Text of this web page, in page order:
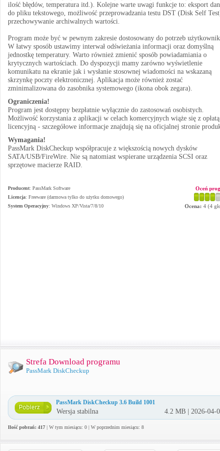
ilość błędów, temperatura itd.). Kolejne warte uwagi funkcje to: eksport
do pliku tekstowego, możliwość przeprowadzania testu DST (Disk Self
przechowywanie archiwalnych wartości.
Program może być w pewnym zakresie dostosowany do potrzeb
W łatwy sposób ustawimy interwał odświeżania informacji oraz domyślną
jednostkę temperatury. Warto również zmienić sposób powiadamiania o
krytycznych wartościach. Do dyspozycji mamy zarówno wyświetlenie
komunikatu na ekranie jak i wysłanie stosownej wiadomości na wskazaną
skrzynkę poczty elektronicznej. Aplikacja może również zostać
zminimalizowana do zasobnika systemowego (ikona obok zegara).
Ograniczenia!
Program jest dostępny bezpłatnie wyłącznie do zastosowań osobistych.
Możliwość korzystania z aplikacji w celach komercyjnych wiąże się z opłatą
licencyjną - szczegółowe informacje znajdują się na oficjalnej stronie
Wymagania!
PassMark DiskCheckup współpracuje z większością nowych dysków
SATA/USB/FireWire. Nie są natomiast wspierane urządzenia SCSI oraz
sprzętowe macierze RAID.
Producent: PassMark Software
Licencja: Freeware (darmowa tylko do użytku domowego)
System Operacyjny: Windows XP/Vista/7/8/10
Oceń
Ocena: 4 (4
Strefa Download programu
PassMark DiskCheckup
PassMark DiskCheckup 3.6 Build 1001
Wersja stabilna 4.2 MB | 2026-04-
Ilość pobrań: 417 | W tym miesiącu: 0 | W poprzednim miesiącu: 8